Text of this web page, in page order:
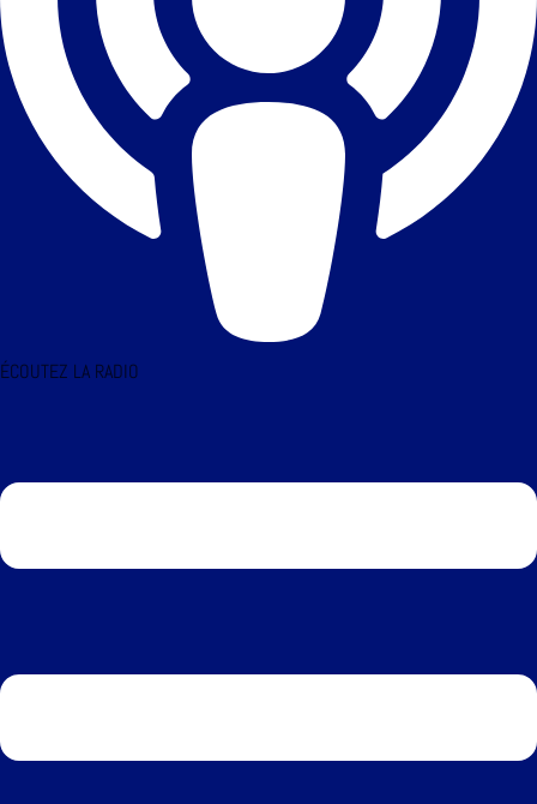
ÉCOUTEZ LA RADIO